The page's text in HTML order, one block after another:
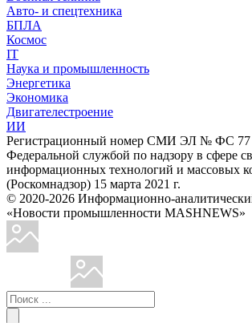
Авто- и спецтехника
БПЛА
Космос
IT
Наука и промышленность
Энергетика
Экономика
Двигателестроение
ИИ
Регистрационный номер СМИ ЭЛ № ФС 77
Федеральной службой по надзору в сфере
информационных технологий и массовых
(Роскомнадзор) 15 марта 2021 г.
© 2020-2026 Информационно-
«Новости промышленности MASHNEWS»